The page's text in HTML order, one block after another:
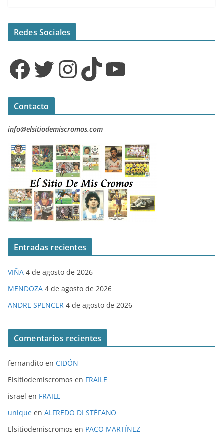
Redes Sociales
Facebook Twitter InstagramTikTok YouTube
Contacto
info@elsitiodemiscromos.com
Entradas recientes
VIÑA 4 de agosto de 2026
MENDOZA 4 de agosto de 2026
ANDRE SPENCER 4 de agosto de 2026
Comentarios recientes
fernandito en CIDÓN
Elsitiodemiscromos en FRAILE
israel en FRAILE
unique en ALFREDO DI STÉFANO
Elsitiodemiscromos en PACO MARTÍNEZ